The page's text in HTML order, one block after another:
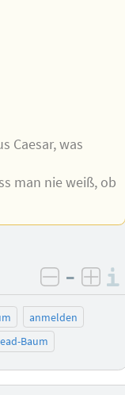
Caesar, was
man nie weiß, ob
negativ
–
anmelden
Baum